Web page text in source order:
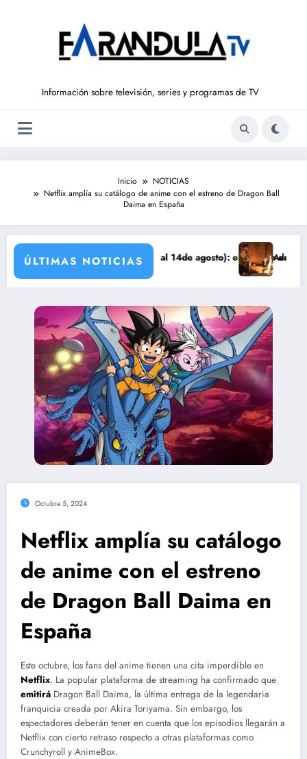
Información sobre televisión, series y programas de TV
Inicio
NOTICIAS
Netflix amplía su catálogo de anime con el estreno de Dragon Ball
Daima en España
ÚLTIMAS NOTICIAS
DE LIBERTAD’ (del 10 al 14de agosto): el secreto de Tasio sale a la
Avance VALLE
Octubre 5, 2024
Netflix amplía su catálogo
de anime con el estreno
de Dragon Ball Daima en
España
Este octubre, los fans del anime tienen una cita imperdible en
Netflix. La popular plataforma de streaming ha confirmado que
emitirá Dragon Ball Daima, la última entrega de la legendaria
franquicia creada por Akira Toriyama. Sin embargo, los
espectadores deberán tener en cuenta que los episodios llegarán a
Netflix con cierto retraso respecto a otras plataformas como
Crunchyroll y AnimeBox.